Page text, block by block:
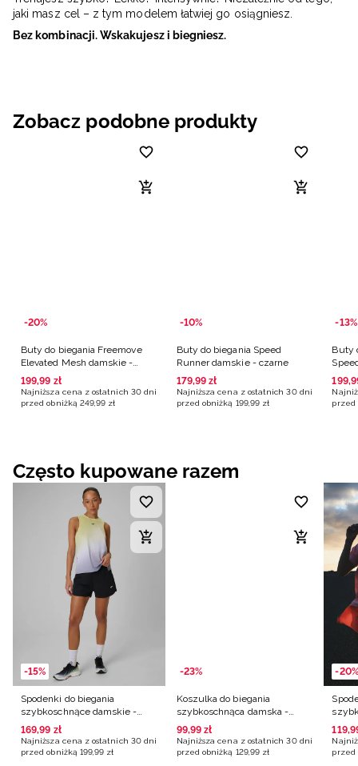
jaki masz cel – z tym modelem łatwiej go osiągniesz.
Bez kombinacji. Wskakujesz i biegniesz.
Zobacz podobne produkty
-20%
Buty do biegania Freemove
Elevated Mesh damskie -
czarne
199,99 zł
Najniższa cena z ostatnich 30 dni
przed obniżką 249,99 zł
-10%
Buty do biegania Speed
Runner damskie - czarne
179,99 zł
Najniższa cena z ostatnich 30 dni
przed obniżką 199,99 zł
-13%
Buty
199,
przed
Często kupowane razem
-15%
Spodenki do biegania
szybkoschnące damskie -
czarne
169,99 zł
Najniższa cena z ostatnich 30 dni
przed obniżką 199,99 zł
-23%
Koszulka do biegania
szybkoschnąca damska -
czarna
99,99 zł
Najniższa cena z ostatnich 30 dni
przed obniżką 129,99 zł
-20%
119,
przed